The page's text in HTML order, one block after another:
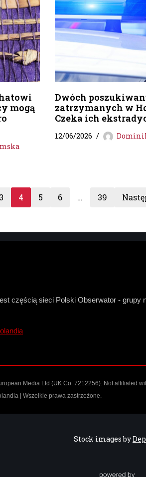
mogą
Dwóch
zatrzymanych w
Czeka ich
12/06/2026
3 4 5 6 … 39
częścią sieci Polski Obserwator -
Media Ltd (UK Co. 7212256). Not affiliated
| Wszelkie prawa zastrzeżone.
Stock images by